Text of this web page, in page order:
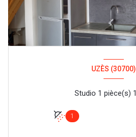
UZÈS (30700)
1